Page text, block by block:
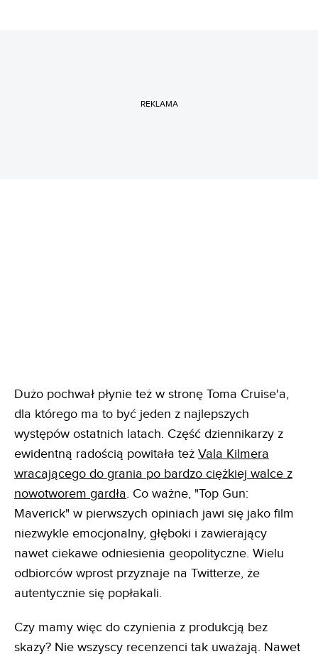
REKLAMA
Dużo pochwał płynie też w stronę Toma Cruise'a,
dla którego ma to być jeden z najlepszych
występów ostatnich latach. Część dziennikarzy z
ewidentną radością powitała też Vala Kilmera
wracającego do grania po bardzo ciężkiej walce z
nowotworem gardła. Co ważne, "Top Gun:
Maverick" w pierwszych opiniach jawi się jako film
niezwykle emocjonalny, głęboki i zawierający
nawet ciekawe odniesienia geopolityczne. Wielu
odbiorców wprost przyznaje na Twitterze, że
autentycznie się popłakali.
Czy mamy więc do czynienia z produkcją bez
skazy? Nie wszyscy recenzenci tak uważają. Nawet